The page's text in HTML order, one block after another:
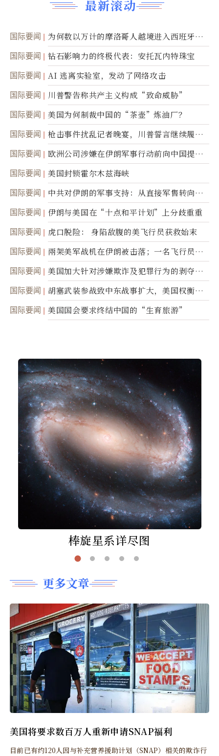
最新滚动
国际要闻
为何数以万计的摩洛哥人越境进入西班牙休
达
国际要闻 钻石影响力的终极代表：安托瓦内特珠宝
国际要闻 AI 逃离实验室，发动了网络攻击
国际要闻 川普警告称共产主义构成“致命威胁”
国际要闻 美国为何制裁中国的“茶壶”炼油厂？
国际要闻
枪击事件扰乱记者晚宴，川普誓言继续履行
职责
国际要闻
欧洲公司涉嫌在伊朗军事行动前向中国提供
美军基地的卫星图像
国际要闻 美国封锁霍尔木兹海峡
国际要闻
中共对伊朗的军事支持：从直接军售转向间
接技术转让
国际要闻 伊朗与美国在“十点和平计划”上分歧重重
国际要闻 虎口脱险： 身陷敌腹的美飞行员获救始末
国际要闻
兩架美军战机在伊朗被击落；一名飞行员失
踪
国际要闻
美国加大针对涉嫌欺诈及犯罪行为的剥夺公
民权力度
国际要闻
胡塞武装参战致中东战事扩大，美国权衡地
面入侵的可能性
国际要闻 美国国会要求终结中国的“生育旅游”
棒旋星系详尽图
更多文章
美国将要求数百万人重新申请SNAP福利
目前已有约120人因与补充营养援助计划（SNAP）相关的欺诈行